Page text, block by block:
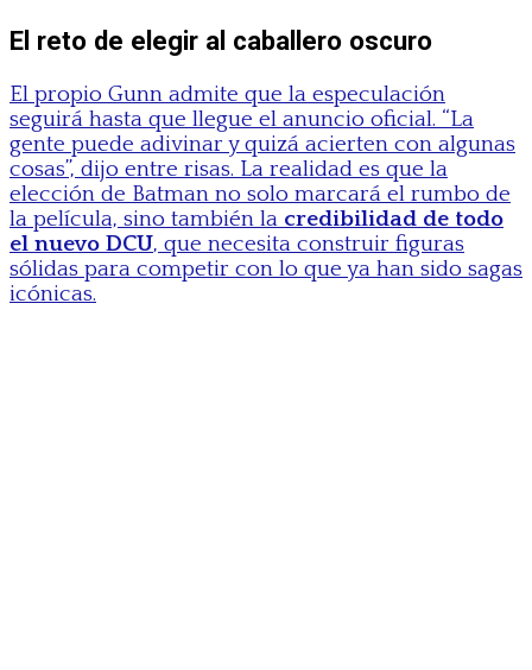
El reto de elegir al caballero oscuro
El propio Gunn admite que la especulación
seguirá hasta que llegue el anuncio oficial. “La
gente puede adivinar y quizá acierten con algunas
cosas”, dijo entre risas. La realidad es que la
elección de Batman no solo marcará el rumbo de
la película, sino también la credibilidad de todo
el nuevo DCU, que necesita construir figuras
sólidas para competir con lo que ya han sido sagas
icónicas.